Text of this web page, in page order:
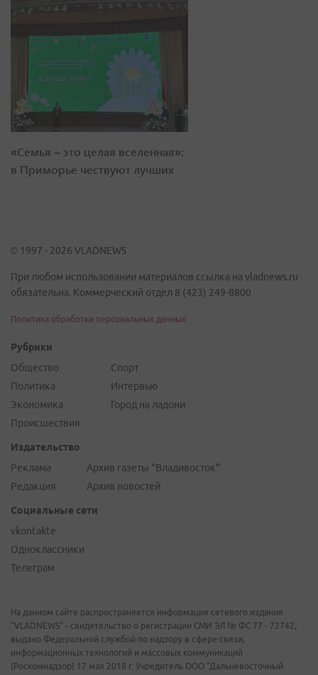
«Семья – это целая вселенная»:
в Приморье чествуют лучших
© 1997 - 2026 VLADNEWS
При любом использовании материалов ссылка на vladnews.ru
обязательна. Коммерческий отдел 8 (423) 249-8800
Политика обработки персональных данных
Рубрики
Общество
Политика
Экономика
Происшествия
Спорт
Интервью
Город на ладони
Издательство
Реклама
Редакция
Архив газеты "Владивосток"
Архив новостей
Социальные сети
vkontakte
Одноклассники
Телеграм
На данном сайте распространяется информация сетевого издания
"VLADNEWS" - свидетельство о регистрации СМИ ЭЛ № ФС 77 - 72742,
выдано Федеральной службой по надзору в сфере связи,
информационных технологий и массовых коммуникаций
(Роскомнадзор) 17 мая 2018 г. Учредитель ООО "Дальневосточный